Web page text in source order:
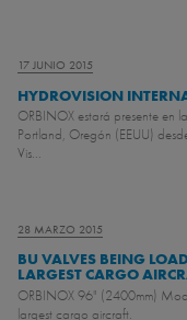
17 JUNIO 2015
HYDROVISION
ORBINOX estará presente en
Portland, Oregón (EEUU)
Vis...
28 MARZO 2015
BU VALVES BEING
LARGEST CARGO
ORBINOX 96" (2400mm)
largest cargo aircraft.